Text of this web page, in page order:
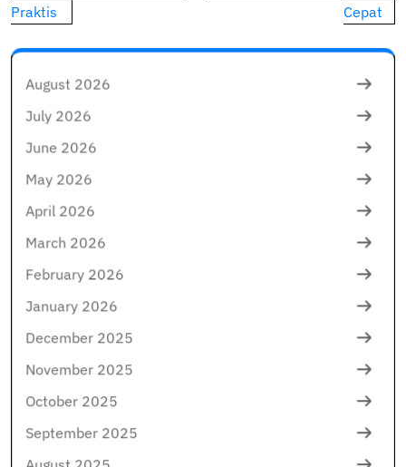
Praktis
Cepat
August 2026
July 2026
June 2026
May 2026
April 2026
March 2026
February 2026
January 2026
December 2025
November 2025
October 2025
September 2025